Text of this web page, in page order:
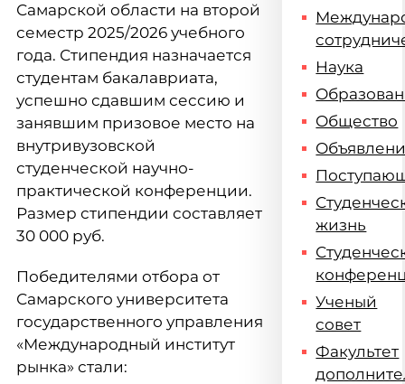
Самарской области на второй
семестр 2025/2026 учебного
года. Стипендия назначается
студентам бакалавриата,
успешно сдавшим сессию и
занявшим призовое место на
внутривузовской
студенческой научно-
практической конференции.
Размер стипендии составляет
30 000 руб.
Победителями отбора от
Самарского университета
государственного управления
«Международный институт
рынка» стали:
Наука
Общество
жизнь
Ученый
совет
Факультет